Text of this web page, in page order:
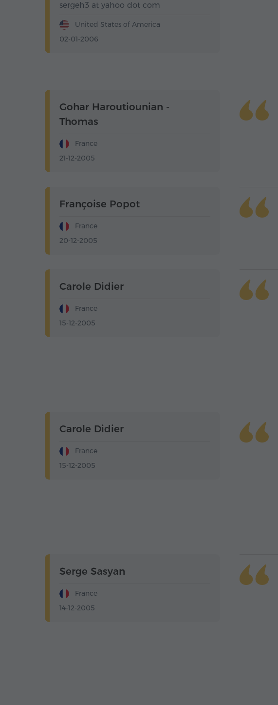
sergeh3 at yahoo dot com
United States of America
02-01-2006
Gohar Haroutiounian -
Thomas
France
21-12-2005
Françoise Popot
France
20-12-2005
Carole Didier
France
15-12-2005
Carole Didier
France
15-12-2005
Serge Sasyan
France
14-12-2005